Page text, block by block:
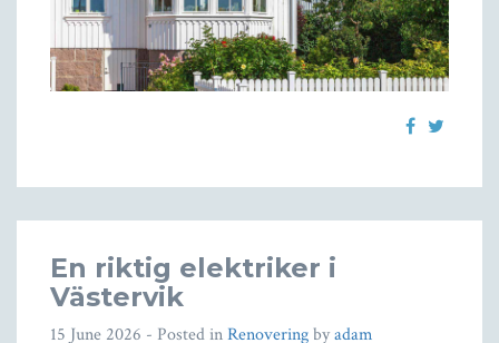
En riktig elektriker i
Västervik
15 June 2026 - Posted inRenoveringbyadam